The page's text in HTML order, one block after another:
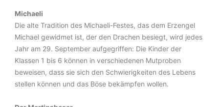
Michaeli
Die alte Tradition des Michaeli-Festes, das dem Erzengel
Michael gewidmet ist, der den Drachen besiegt, wird jedes
Jahr am 29. September aufgegriffen: Die Kinder der
Klassen 1 bis 6 können in verschiedenen Mutproben
beweisen, dass sie sich den Schwierigkeiten des Lebens
stellen können und das Böse bekämpfen wollen.